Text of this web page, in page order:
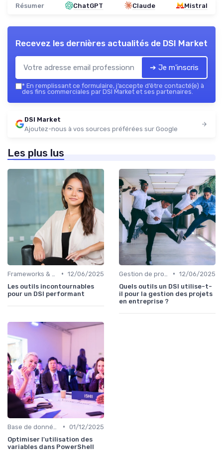
Résumer ChatGPT Claude Mistral
Recevez les dernières actualités de DSI Market
➔ Je m'inscris
* En remplissant ce formulaire, j’accepte d’être contacté(e) à
des fins commerciales par DSI Market et ses partenaires.
DSI Market
Ajoutez-nous à vos sources préférées sur Google
Les plus lus
• 12/06/2025
Les outils incontournables
pour un DSI performant
• 12/06/2025
Quels outils un DSI utilise-t-
il pour la gestion des projets
en entreprise ?
• 01/12/2025
Optimiser l'utilisation des
variables dans PowerShell